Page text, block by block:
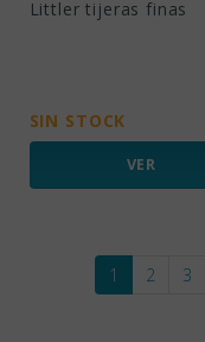
Littler tijeras finas
SIN STOCK
VER
1 2 3